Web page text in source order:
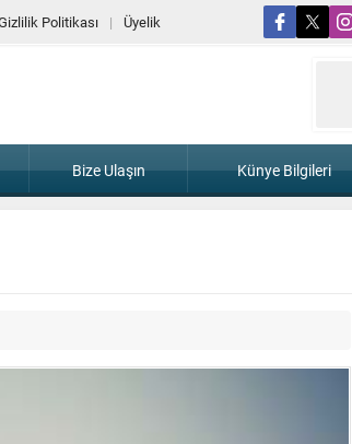
Politikası Üyelik
Bize Ulaşın Künye Bilgileri